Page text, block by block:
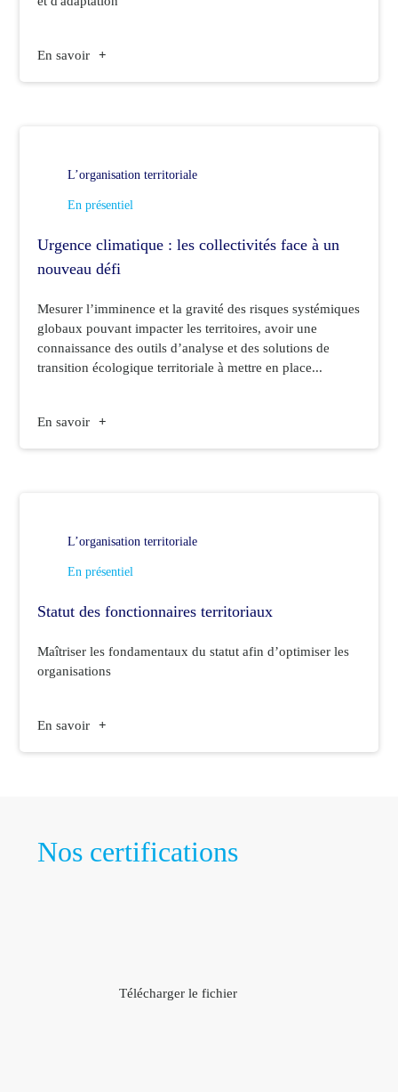
En savoir +
L’organisation territoriale
En présentiel
Urgence climatique : les collectivités face à un
nouveau défi
Mesurer l’imminence et la gravité des risques systémiques
globaux pouvant impacter les territoires, avoir une
connaissance des outils d’analyse et des solutions de
transition écologique territoriale à mettre en place...
En savoir +
L’organisation territoriale
En présentiel
Statut des fonctionnaires territoriaux
Maîtriser les fondamentaux du statut afin d’optimiser les
organisations
En savoir +
Nos certifications
Télécharger le fichier